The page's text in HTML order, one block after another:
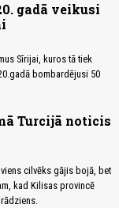
gadā veikusi
Sīrijai, kuros tā tiek
bombardējusi 50
Turcijā noticis
cilvēks gājis bojā, bet
kad Kilisas provincē